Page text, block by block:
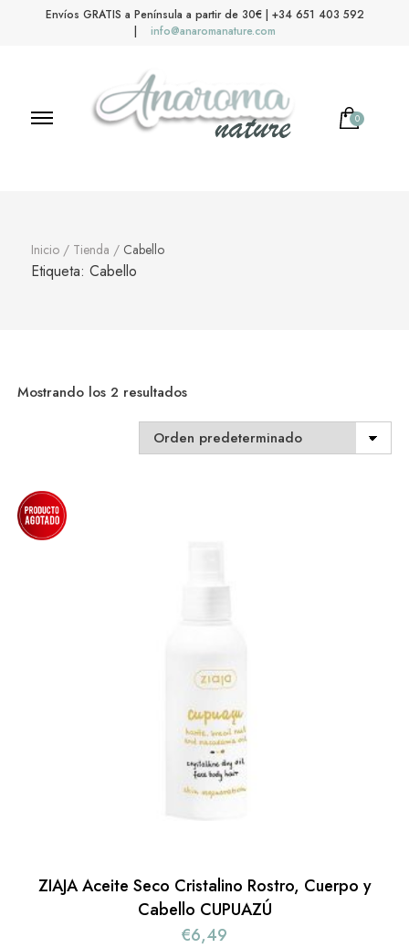
Envíos GRATIS a Península a partir de 30€ | +34 651 403 592
|
info@anaromanature.com
0
Inicio / Tienda / Cabello
Etiqueta: Cabello
Mostrando los 2 resultados
ZIAJA Aceite Seco Cristalino Rostro, Cuerpo y
Cabello CUPUAZÚ
€6,49